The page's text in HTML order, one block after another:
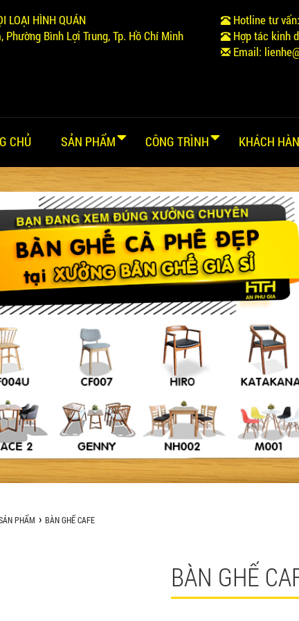
LOẠI HÌNH QUÁN
Bình Lợi Trung, Tp. Hồ Chí Minh
Hotline tư
Hợp tác kinh
Email:
CHỦ SẢN PHẨM CÔNG TRÌNH KHÁCH
PHẨM BÀN GHẾ CAFE
BÀN GHẾ